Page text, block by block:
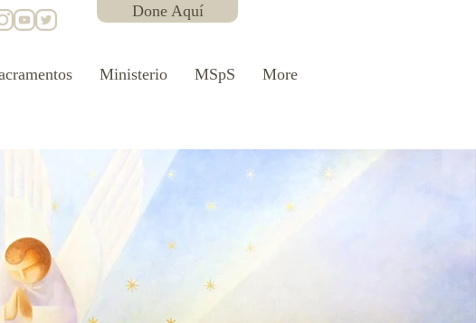
Done Aquí
Ministerio MSpS More